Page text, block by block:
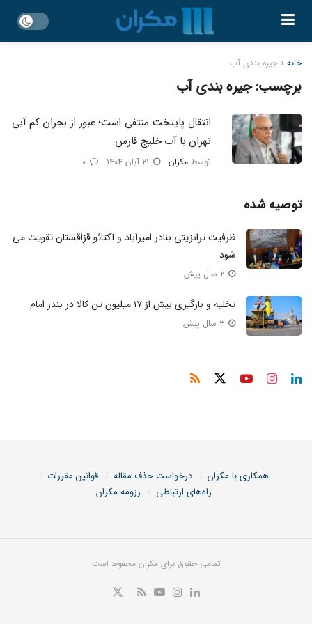
خانه » جیره بندی آب
برچسب:جیره بندی آب
انتقال پایتخت منتفی است؛ عبور از بحران کم آبی
تهران با آب خلیج فارس
توسط مکران
توصیه شده
ظرفیت ترانزیتی بنادر امیرآباد و آکتائو قزاقستان تقویت می
شود
تخلیه و بارگیری بیش از ۱۷ میلیون تن کالا در بندر امام
همکاری با مکران درخواست حذف مقاله
قوانین مقررات
راه‌های ارتباطی
رزومه مکران
تمامی حقوق برای مکران محفوظ است